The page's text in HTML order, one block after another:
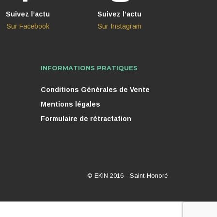
Suivez l’actu
Sur Facebook
Suivez l’actu
Sur Instagram
INFORMATIONS PRATIQUES
Conditions Générales de Vente
Mentions légales
Formulaire de rétractation
© EKIN 2016 - Saint-Honoré